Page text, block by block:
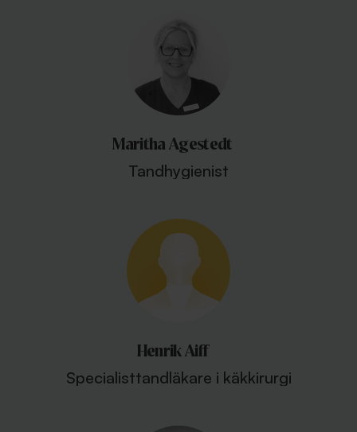
Maritha Agestedt
Tandhygienist
Henrik Aiff
Specialisttandläkare i käkkirurgi